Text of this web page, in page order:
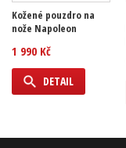
Kožené pouzdro na
nože Napoleon
1 990 Kč
DETAIL